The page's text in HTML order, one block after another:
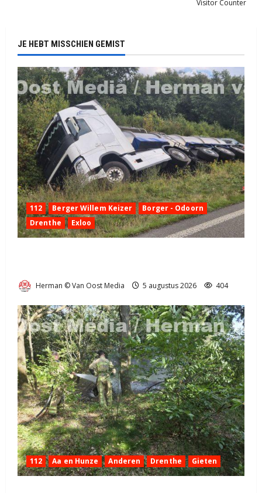
Visitor Counter
JE HEBT MISSCHIEN GEMIST
112 Berger Willem Keizer
Borger - Odoorn
Drenthe
Exloo
Herman © Van Oost Media 5 augustus 2026 404
112 Aa en Hunze Anderen Drenthe Gieten